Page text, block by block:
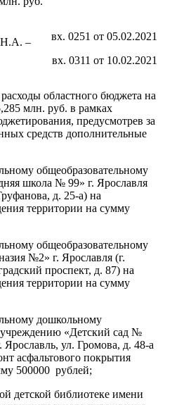
Н.А. –
вх. 0251 от 05.02.2021
вх. 0311 от 10.02.2021
областного бюджета на
млн. руб. в рамках
предусмотрев за
средств дополнительные
общеобразовательному
школа № 99» г. Ярославля
д. 25-а) на
территории на сумму
общеобразовательному
№2» г. Ярославля (г.
проспект, д. 87) на
территории на сумму
дошкольному
учреждению «Детский сад №
Ярославль, ул. Громова, д. 48-а
асфальтового покрытия
500000 рублей;
библиотеке имени